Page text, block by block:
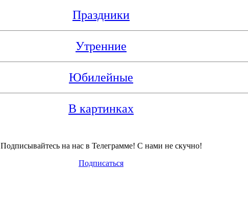
Праздники
Утренние
Юбилейные
В картинках
Подписывайтесь на нас в Телеграмме! С нами не скучно!
Подписаться